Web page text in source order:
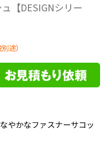
【DESIGNシリー
途）
やかなファスナーサコッ